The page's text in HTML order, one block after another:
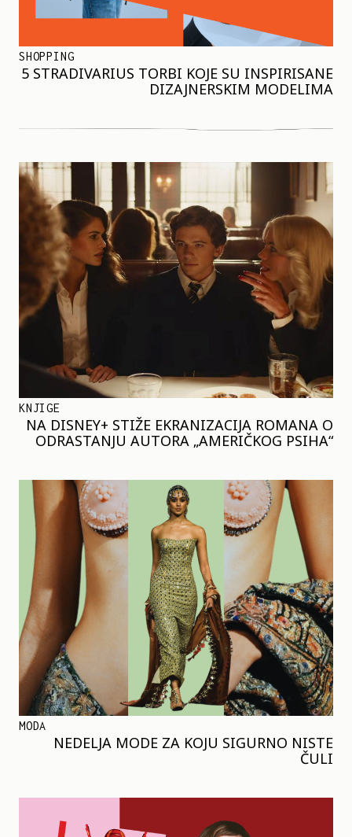
SHOPPING
5 STRADIVARIUS TORBI KOJE SU INSPIRISANE
DIZAJNERSKIM MODELIMA
KNJIGE
NA DISNEY+ STIŽE EKRANIZACIJA ROMANA O
ODRASTANJU AUTORA „AMERIČKOG PSIHA“
MODA
NEDELJA MODE ZA KOJU SIGURNO NISTE
ČULI